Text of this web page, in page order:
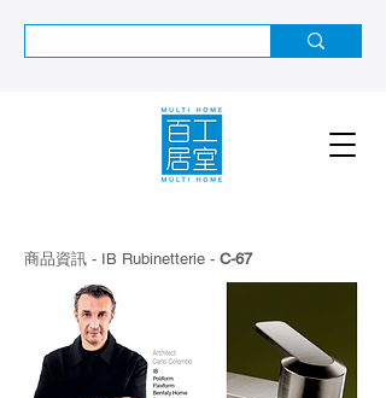
商品資訊 - IB Rubinetterie - C-67